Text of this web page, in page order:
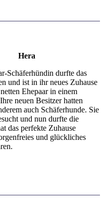
Hera
Schäferhündin durfte das
und ist in ihr neues Zuhause
Ehepaar in einem
neuen Besitzer hatten
auch Schäferhunde. Sie
und nun durfte die
das perfekte Zuhause
und glückliches